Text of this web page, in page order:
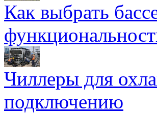
Как выбрать
Чиллеры для
подключению